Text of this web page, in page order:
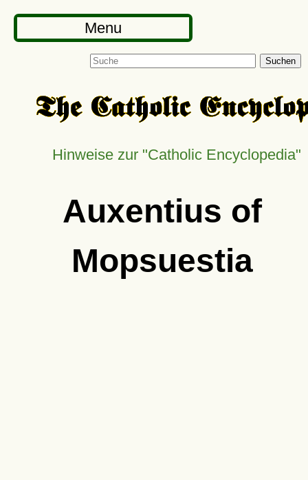
Menu
Suchen
Hinweise zur "Catholic Encyclopedia"
Auxentius of
Mopsuestia